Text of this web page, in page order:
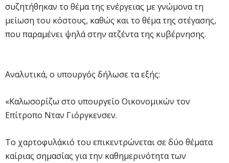
συζητήθηκαν το θέμα της ενέργειας με γνώμονα τη
μείωση του κόστους, καθώς και το θέμα της στέγασης,
που παραμένει ψηλά στην ατζέντα της κυβέρνησης.
Αναλυτικά, ο υπουργός δήλωσε τα εξής:
«Καλωσορίζω στο υπουργείο Οικονομικών τον
Επίτροπο Νταν Γιόργκενσεν.
Το χαρτοφυλάκιό του επικεντρώνεται σε δύο θέματα
καίριας σημασίας για την καθημερινότητα των